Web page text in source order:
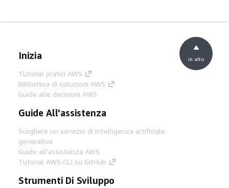
Inizia
Tutorial pratici AWS
Biblioteca di soluzioni AWS
Guide alle decisioni AWS
Guide All'assistenza
Scegliere un servizio di intelligenza artificiale
generativa
Guide all'assistenza AWS
Tutorial AWS CLI su GitHub
Strumenti Di Sviluppo
in alto